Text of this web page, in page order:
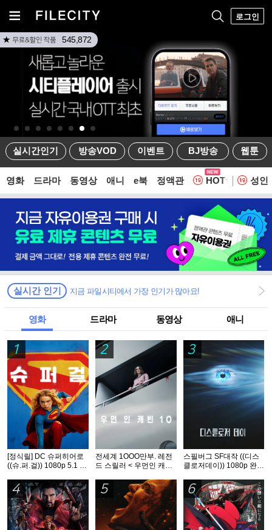
로그인
실시간인기 방송VOD 이벤트 BJ방송 웹툰
545,872
영화 드라마 동영상 애니 e북 정액관 HOT 웹
성인
실시간 인기 지금 파일시티에서 가장 인기가 많아요!
영화 드라마 동영상 애니
1
[정식릴] DC 슈퍼히어로
((슈.퍼.걸)) 1080p 5.1 공
2
전세계 1OOO만부. 레전
드 스릴러 < 우먼인 캐빈
3
스필버그 SF대작 ((디스
클로저데이)) 1080p 완벽
4 5 6